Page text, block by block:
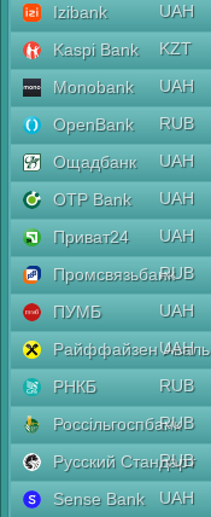
Izibank
UAH
Kaspi Bank
KZT
Monobank
UAH
OpenBank
RUB
Ощадбанк
UAH
OTP Bank
UAH
Приват24
UAH
ПромсвязьбанкRUB
ПУМБ
UAH
Райффайзен Аваль
UAH
РНКБ
RUB
Россільгоспбанк
RUB
Русский Стандарт
RUB
Sense Bank
UAH